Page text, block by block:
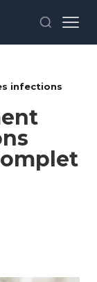
infections